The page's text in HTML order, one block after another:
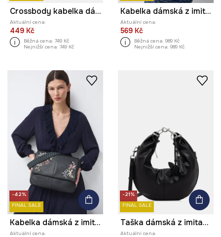
Crossbody kabelka dámská z imitace kůže
Aktuální cena:
449 Kč
Běžná cena: 749 Kč
Nejnižší cena: 749 Kč
Kabelka dámská z imitace kůže, s ozdobným prošíváním
Aktuální cena:
569 Kč
Běžná cena: 989 Kč
Nejnižší cena: 989 Kč
-42%
FINAL SALE
Kabelka dámská z imitace kůže, s ozdobným prošíváním
Aktuální cena:
-21%
FINAL SALE
Taška dámská z imitace kůže s klíčenkou
Aktuální cena: